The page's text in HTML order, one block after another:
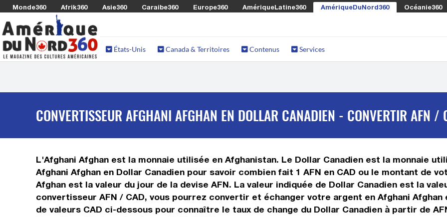
Monde360 Afrik360 Asie360 Caraibe360 Europe360 AmériqueLatine360 AmériqueDuNord360 Océanie360
États-Unis Canada & Territoires Contenus Services
CONVERTISSEUR AFGHANI AFGHAN EN DOLLAR CANADIEN - CONVERTIR AFN /
L'Afghani Afghan est la monnaie utilisée en Afghanistan. Le Dollar Canadien est la monnaie
Afghani Afghan en Dollar Canadien pour savoir combien fait 1 AFN en CAD ou le montant de
Afghan est la valeur du jour de la devise AFN. La valeur indiquée de Dollar Canadien est la
convertisseur AFN / CAD, vous pourrez convertir et échanger votre argent en Afghani
de valeurs CAD ci-dessous pour connaître le taux de change du Dollar Canadien à partir de